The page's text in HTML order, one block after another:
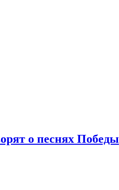
о песнях Победы